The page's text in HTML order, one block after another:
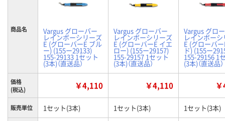
商品名 Vargus グローバー
レインボーシリーズ
E (グローバーE ブル
ー) (155ー29133)
155-29133 1セット
(3本)（直送品）
Vargus グローバー
レインボーシリーズ
E (グローバーE イエ
ロー) (155ー29157)
155-29157 1セット
(3本)（直送品）
Vargus グロ
レインボー
E (グローバ
ド) (155ー
155-29156 1
(3本)（直送品）
価格
(税込)
￥4,110 ￥4,110
販売単位 1セット(3本) 1セット(3本) 1セット(3本)